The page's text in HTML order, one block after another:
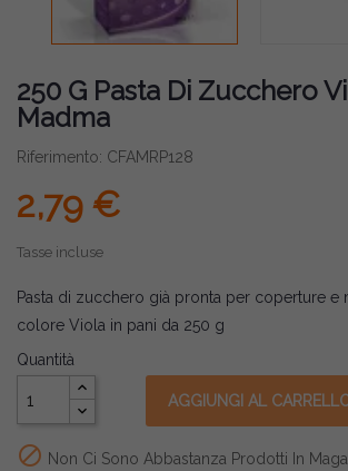
250 G Pasta Di Zucchero
Madma
Riferimento: CFAMRP128
2,79 €
Tasse incluse
Pasta di zucchero già pronta per coperture e
colore Viola in pani da 250 g
Quantità
AGGIUNGI AL
 Non Ci Sono Abbastanza Prodotti In